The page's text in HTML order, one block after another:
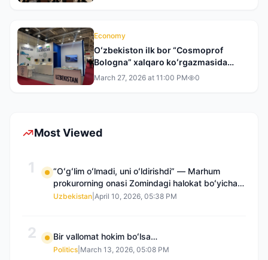
Economy
Oʻzbekiston ilk bor “Cosmoprof
Bologna” xalqaro koʻrgazmasida
ishtirok etdi
March 27, 2026 at 11:00 PM 0
Most Viewed
1
“Oʻgʻlim oʻlmadi, uni oʻldirishdi” — Marhum
prokurorning onasi Zomindagi halokat boʻyicha
qayta tergov talab qilmoqda
Uzbekistan April 10, 2026, 05:38 PM
2 Bir vallomat hokim boʻlsa…
Politics March 13, 2026, 05:08 PM